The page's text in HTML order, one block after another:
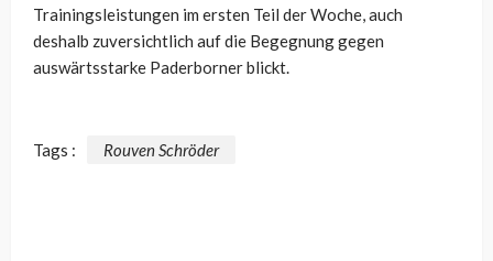
Trainingsleistungen im ersten Teil der Woche, auch
deshalb zuversichtlich auf die Begegnung gegen
auswärtsstarke Paderborner blickt.
Tags : Rouven Schröder